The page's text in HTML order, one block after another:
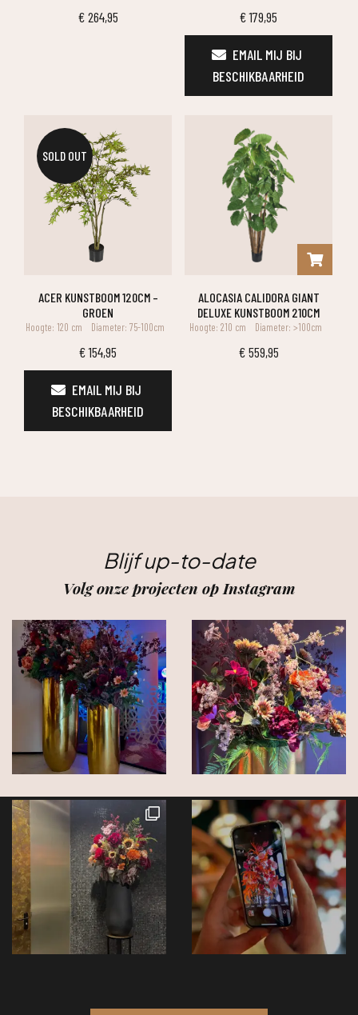
€ 264,95 €179,95
EMAIL MIJ BIJ
BESCHIKBAARHEID
SOLD OUT
ACER KUNSTBOOM 120CM –
GROEN
Hoogte: 120 cm Diameter: 75-100cm
€154,95
EMAIL MIJ BIJ
BESCHIKBAARHEID
ALOCASIA CALIDORA GIANT
DELUXE KUNSTBOOM 210CM
Hoogte: 210 cm Diameter: >100cm
€ 559,95
Blijf up-to-date
Volg onze projecten op Instagram